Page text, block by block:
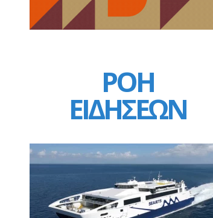
ΡΟΗ
ΕΙΔΗΣΕΩΝ